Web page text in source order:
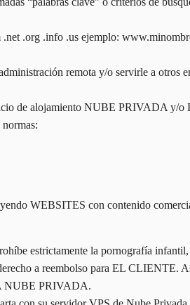
.org .info .us ejemplo:
remota y/o servirle a otros
de alojamiento NUBE PRIVADA y/
WEBSITES con contenido
estrictamente la pornografía
a reembolso para EL
NUBE PRIVADA.